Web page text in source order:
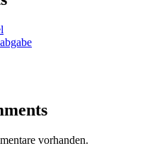
vorhanden.